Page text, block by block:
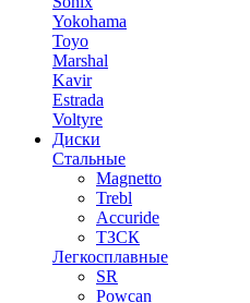
Yokohama
Toyo
Marshal
Kavir
Estrada
Voltyre
Диски
Стальные
Magnetto
Trebl
Accuride
ТЗСК
Легкосплавные
SR
Powcan